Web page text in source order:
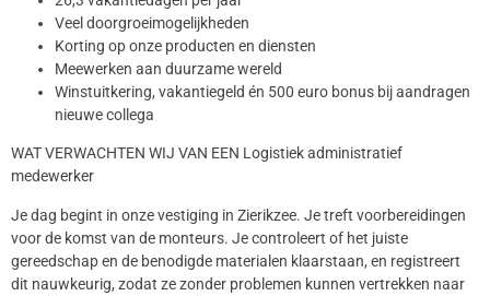
Veel doorgroeimogelijkheden
Korting op onze producten en diensten
Meewerken aan duurzame wereld
Winstuitkering, vakantiegeld én 500 euro bonus bij aandragen
nieuwe collega
WAT VERWACHTEN WIJ VAN EEN Logistiek administratief
medewerker
Je dag begint in onze vestiging in Zierikzee. Je treft voorbereidingen
voor de komst van de monteurs. Je controleert of het juiste
gereedschap en de benodigde materialen klaarstaan, en registreert
dit nauwkeurig, zodat ze zonder problemen kunnen vertrekken naar